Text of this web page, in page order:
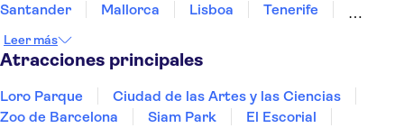
Santander
Mallorca Lisboa
Tenerife
Bilbao
Menorca Granada
Leer más
Atracciones principales
Loro Parque
Ciudad de las Artes y las Ciencias
Zoo de Barcelona
Siam Park
El Escorial